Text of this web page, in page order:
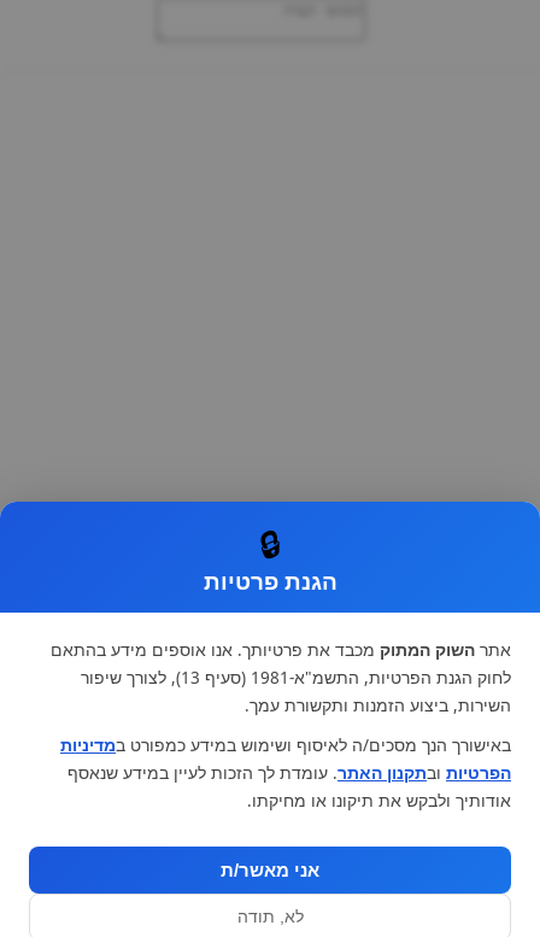
🔒
הגנת פרטיות
אתר השוק המתוק מכבד את פרטיותך. אנו אוספים מידע בהתאם
לחוק הגנת הפרטיות, התשמ"א-1981 (סעיף 13), לצורך שיפור
השירות, ביצוע הזמנות ותקשורת עמך.
באישורך הנך מסכים/ה לאיסוף ושימוש במידע כמפורט במדיניות
הפרטיות ובתקנון האתר. עומדת לך הזכות לעיין במידע שנאסף
אודותיך ולבקש את תיקונו או מחיקתו.
אני מאשר/ת
לא, תודה